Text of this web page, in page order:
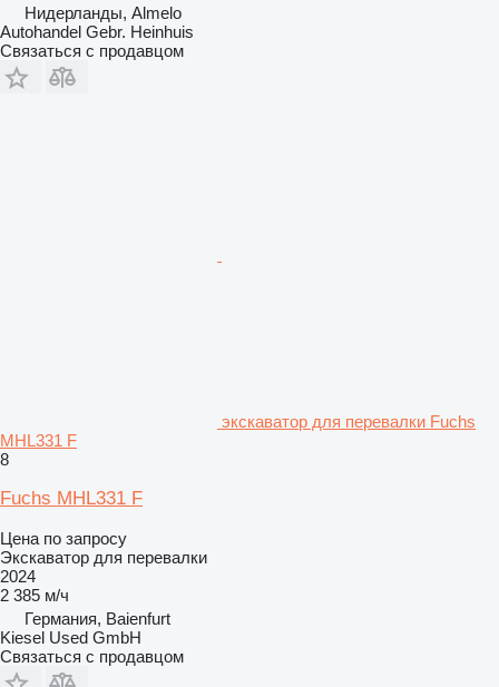
Нидерланды, Almelo
Autohandel Gebr. Heinhuis
Связаться с продавцом
экскаватор для перевалки Fuchs
MHL331 F
8
Fuchs MHL331 F
Цена по запросу
Экскаватор для перевалки
2024
2 385 м/ч
Германия, Baienfurt
Kiesel Used GmbH
Связаться с продавцом